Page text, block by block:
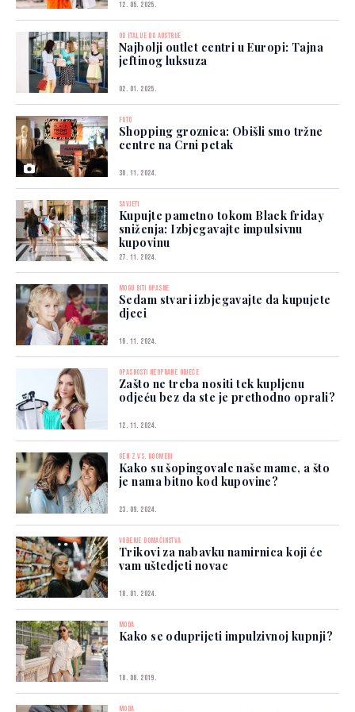
12. 05. 2025.
OD ITALIJE DO AUSTRIJE
Najbolji outlet centri u Europi: Tajna
jeftinog luksuza
02. 01. 2025.
FOTO
Shopping groznica: Obišli smo tržne
centre na Crni petak
30. 11. 2024.
SAVJETI
Kupujte pametno tokom Black friday
sniženja: Izbjegavajte impulsivnu
kupovinu
27. 11. 2024.
MOGU BITI OPASNE
Sedam stvari izbjegavajte da kupujete
djeci
16. 11. 2024.
OPASNOSTI NEOPRANE ODJEĆE
Zašto ne treba nositi tek kupljenu
odjeću bez da ste je prethodno oprali?
12. 11. 2024.
GEN Z VS. BOOMERI
Kako su šopingovale naše mame, a što
je nama bitno kod kupovine?
23. 09. 2024.
VOĐENJE DOMAĆINSTVA
Trikovi za nabavku namirnica koji će
vam uštedjeti novac
18. 01. 2024.
MODA
Kako se oduprijeti impulzivnoj kupnji?
18. 08. 2019.
MODA